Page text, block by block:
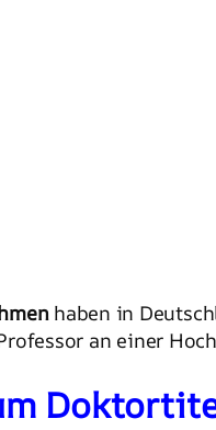
haben in
an einer